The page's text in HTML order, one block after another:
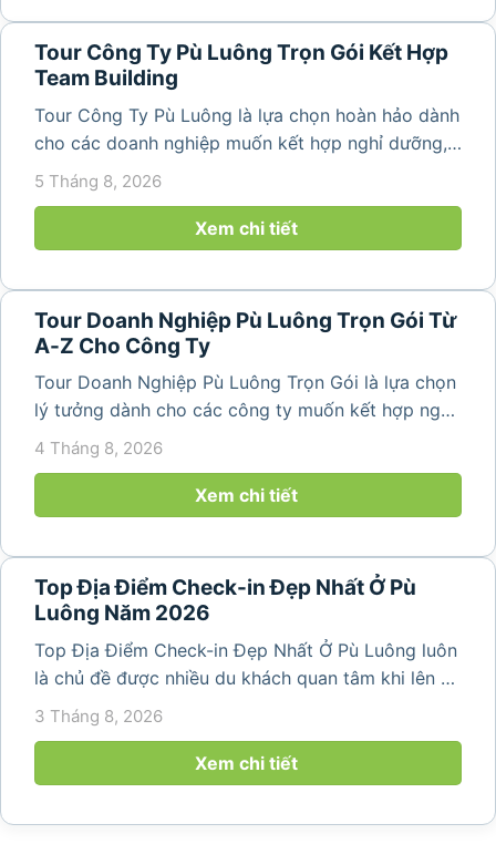
Tour Công Ty Pù Luông Trọn Gói Kết Hợp
Team Building
Tour Công Ty Pù Luông là lựa chọn hoàn hảo dành
cho các doanh nghiệp muốn kết hợp nghỉ dưỡng,
team building và gắn kết tập thể trong không gian
thiên nhiên trong lành. Chỉ cách Hà Nội và Thanh
Hóa vài giờ di chuyển,...
5 Tháng 8, 2026
Xem chi tiết
Tour Doanh Nghiệp Pù Luông Trọn Gói Từ
A-Z Cho Công Ty
Tour Doanh Nghiệp Pù Luông Trọn Gói là lựa chọn
lý tưởng dành cho các công ty muốn kết hợp nghỉ
dưỡng, gắn kết đội ngũ và tái tạo năng lượng sau
thiên nhiên trong lành,...
4 Tháng 8, 2026
Xem chi tiết
Top Địa Điểm Check-in Đẹp Nhất Ở Pù
Luông Năm 2026
Top Địa Điểm Check-in Đẹp Nhất Ở Pù Luông luôn
là chủ đề được nhiều du khách quan tâm khi lên kế
hoạch khám phá vùng đất thiên nhiên nổi tiếng
của Thanh Hóa. Với ruộng bậc thang trải dài, bản
làng yên bình, thác...
3 Tháng 8, 2026
Xem chi tiết